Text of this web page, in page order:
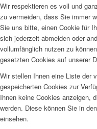
Wir respektieren es voll und
zu vermeiden, dass Sie immer
Sie uns bitte, einen Cookie für
sich jederzeit abmelden oder
vollumfänglich nutzen zu
gesetzten Cookies auf unserer
Wir stellen Ihnen eine Liste der
gespeicherten Cookies zur
Ihnen keine Cookies anzeigen,
werden. Diese können Sie in
einsehen.